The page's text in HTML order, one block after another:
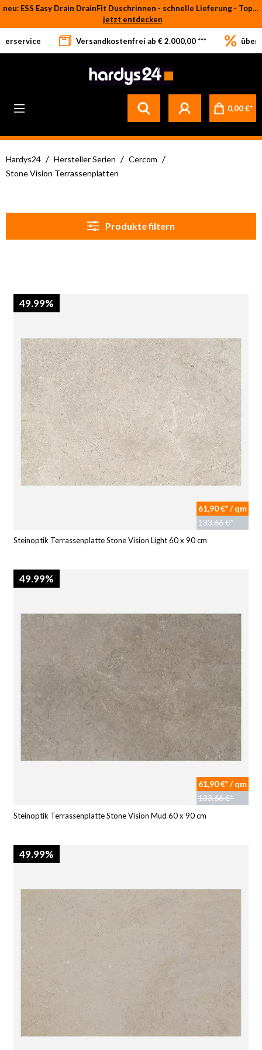
Zum Hauptinhalt springen
neu: ESS Easy Drain DrainFit Duschrinnen - schnelle Lieferung - Top-Preise
jetzt entdecken
Versandkostenfrei ab € 2.000,00 *** über
0,00 €*
Hardys24 / Hersteller Serien / Cercom /
Stone Vision Terrassenplatten
Produkte filtern
49.99%
61,90 €* / qm
133,66 €*
Steinoptik Terrassenplatte Stone Vision Light 60 x 90 cm
49.99%
61,90 €* / qm
133,66 €*
Steinoptik Terrassenplatte Stone Vision Mud 60 x 90 cm
49.99%